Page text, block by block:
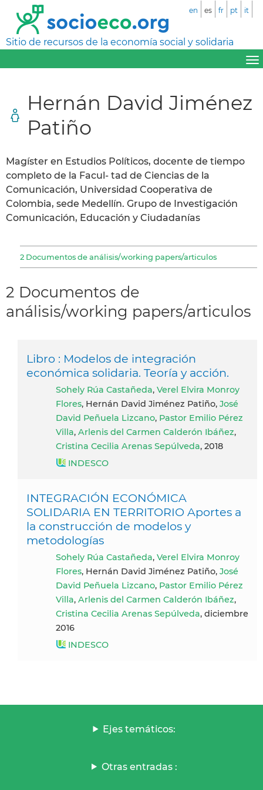
Sitio de recursos de la economía social y solidaria
en es fr pt it
Hernán David Jiménez
Patiño
Magíster en Estudios Políticos, docente de tiempo
completo de la Facul- tad de Ciencias de la
Comunicación, Universidad Cooperativa de
Colombia, sede Medellín. Grupo de Investigación
Comunicación, Educación y Ciudadanías
2 Documentos de análisis/working papers/articulos
2 Documentos de
análisis/working papers/articulos
Libro : Modelos de integración
económica solidaria. Teoría y acción.
Sohely Rúa Castañeda, Verel Elvira Monroy
Flores, Hernán David Jiménez Patiño, José
David Peñuela Lizcano, Pastor Emilio Pérez
Villa, Arlenis del Carmen Calderón Ibáñez,
Cristina Cecilia Arenas Sepúlveda, 2018
INDESCO
INTEGRACIÓN ECONÓMICA
SOLIDARIA EN TERRITORIO Aportes a
la construcción de modelos y
metodologías
Sohely Rúa Castañeda, Verel Elvira Monroy
Flores, Hernán David Jiménez Patiño, José
David Peñuela Lizcano, Pastor Emilio Pérez
Villa, Arlenis del Carmen Calderón Ibáñez,
Cristina Cecilia Arenas Sepúlveda, diciembre
2016
INDESCO
Ejes temáticos:
Otras entradas :